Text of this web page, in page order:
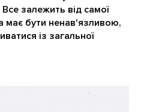
залежить від самої
має бути ненав'язливою,
із загальної